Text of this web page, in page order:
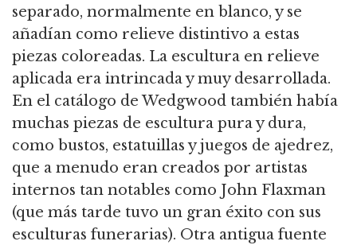
separado, normalmente en blanco, y se
añadían como relieve distintivo a estas
piezas coloreadas. La escultura en relieve
aplicada era intrincada y muy desarrollada.
En el catálogo de Wedgwood también había
muchas piezas de escultura pura y dura,
como bustos, estatuillas y juegos de ajedrez,
que a menudo eran creados por artistas
internos tan notables como John Flaxman
(que más tarde tuvo un gran éxito con sus
esculturas funerarias). Otra antigua fuente